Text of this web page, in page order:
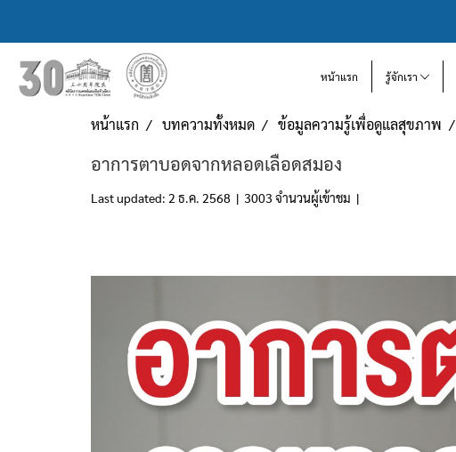
หน้าแรก รู้จักเรา
หน้าแรก บทความทั้งหมด ข้อมูลความรู้เพื่อดูแลสุขภาพ
อาการตาบอดจากหลอดเลือดสมอง
Last updated: 2 ธ.ค. 2568 | 3003 จำนวนผู้เข้าชม |